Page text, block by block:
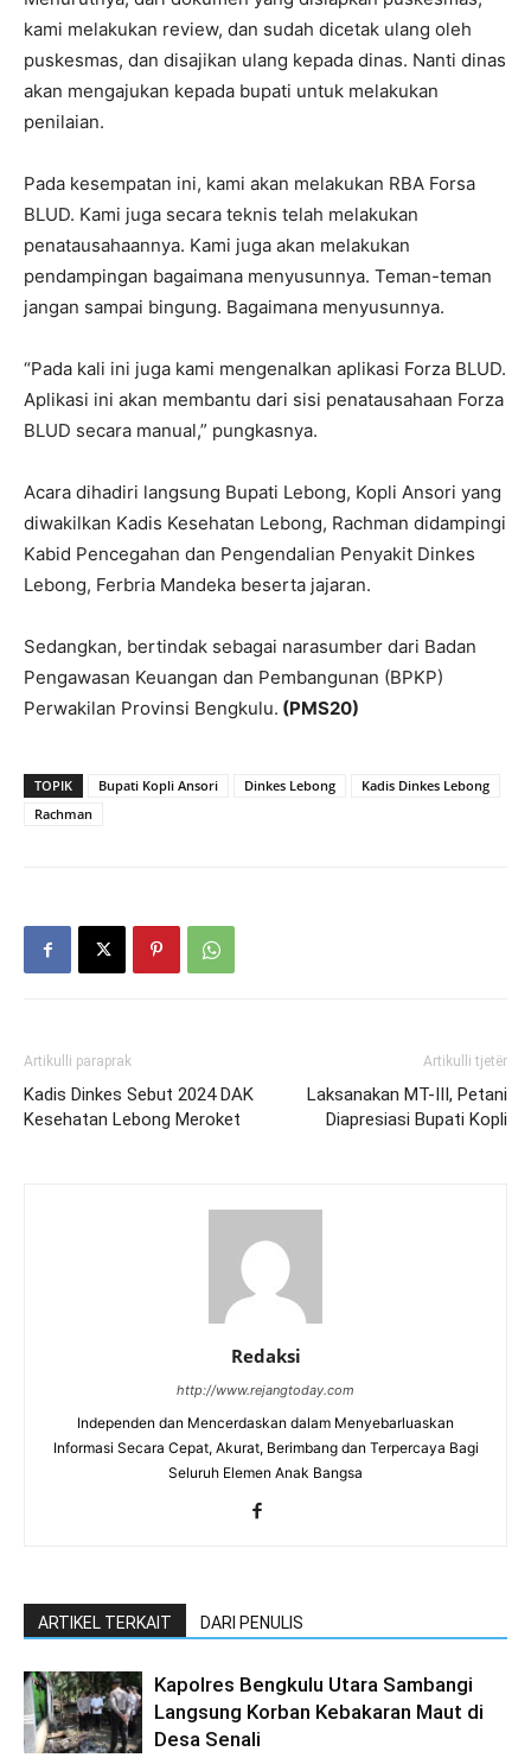
kami melakukan review, dan sudah dicetak ulang oleh
puskesmas, dan disajikan ulang kepada dinas. Nanti dinas
akan mengajukan kepada bupati untuk melakukan
penilaian.
Pada kesempatan ini, kami akan melakukan RBA Forsa
BLUD. Kami juga secara teknis telah melakukan
penatausahaannya. Kami juga akan melakukan
pendampingan bagaimana menyusunnya. Teman-teman
jangan sampai bingung. Bagaimana menyusunnya.
“Pada kali ini juga kami mengenalkan aplikasi Forza BLUD.
Aplikasi ini akan membantu dari sisi penatausahaan Forza
BLUD secara manual,” pungkasnya.
Acara dihadiri langsung Bupati Lebong, Kopli Ansori yang
diwakilkan Kadis Kesehatan Lebong, Rachman didampingi
Kabid Pencegahan dan Pengendalian Penyakit Dinkes
Lebong, Ferbria Mandeka beserta jajaran.
Sedangkan, bertindak sebagai narasumber dari Badan
Pengawasan Keuangan dan Pembangunan (BPKP)
Perwakilan Provinsi Bengkulu. (PMS20)
TOPIK Bupati Kopli Ansori Dinkes Lebong
Kadis Dinkes Lebong
Rachman
Artikulli paraprak
Kadis Dinkes Sebut 2024 DAK
Kesehatan Lebong Meroket
Artikulli tjetër
Laksanakan MT-III, Petani
Diapresiasi Bupati Kopli
Redaksi
http://www.rejangtoday.com
Independen dan Mencerdaskan dalam Menyebarluaskan
Informasi Secara Cepat, Akurat, Berimbang dan Terpercaya Bagi
Seluruh Elemen Anak Bangsa
ARTIKEL TERKAIT DARI PENULIS
Kapolres Bengkulu Utara Sambangi
Langsung Korban Kebakaran Maut di
Desa Senali